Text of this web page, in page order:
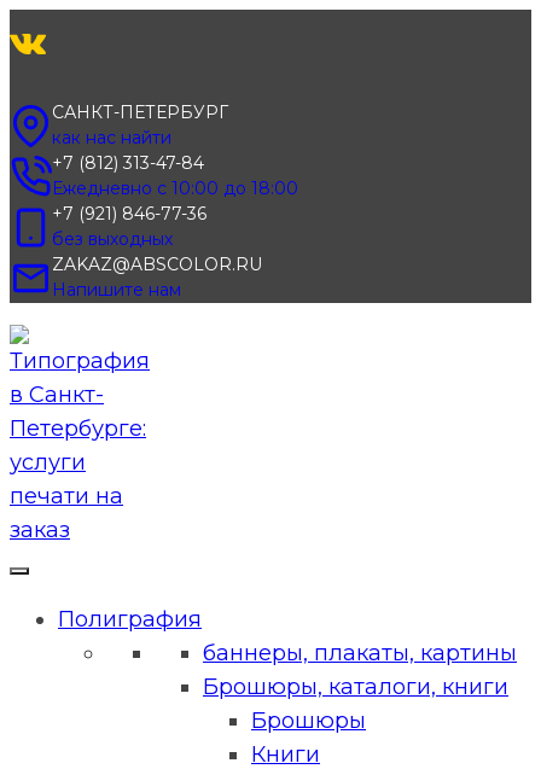
к
САНКТ-ПЕТЕРБУРГ
как нас найти
+7 (812) 313-47-84
Ежедневно с 10:00 до 18:00
+7 (921) 846-77-36
без выходных
ZAKAZ@ABSCOLOR.RU
Напишите нам
Полиграфия
баннеры, плакаты, картины
Брошюры, каталоги, книги
Брошюры
Книги